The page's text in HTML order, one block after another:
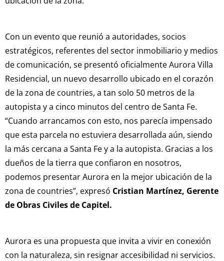
Con un evento que reunió a autoridades, socios
estratégicos, referentes del sector inmobiliario y medios
de comunicación, se presentó oficialmente Aurora Villa
Residencial, un nuevo desarrollo ubicado en el corazón
de la zona de countries, a tan solo 50 metros de la
autopista y a cinco minutos del centro de Santa Fe.
“Cuando arrancamos con esto, nos parecía impensado
que esta parcela no estuviera desarrollada aún, siendo
la más cercana a Santa Fe y a la autopista. Gracias a los
dueños de la tierra que confiaron en nosotros,
podemos presentar Aurora en la mejor ubicación de la
zona de countries”, expresó Cristian Martínez, Gerente
de Obras Civiles de Capitel.
Aurora es una propuesta que invita a vivir en conexión
con la naturaleza, sin resignar accesibilidad ni servicios.